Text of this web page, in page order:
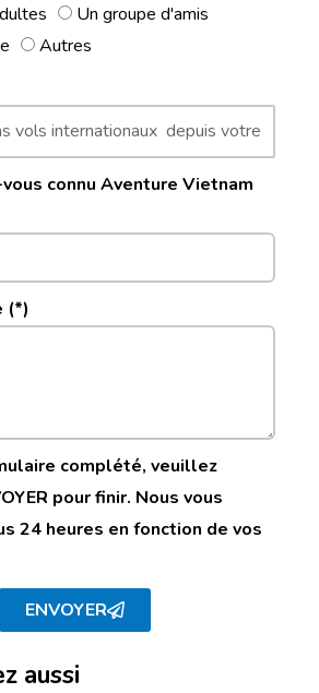
Un groupe d'amis
Autres
connu Aventure Vietnam
(*)
complété, veuillez
pour finir. Nous vous
24 heures en fonction de vos
ENVOYER
aussi